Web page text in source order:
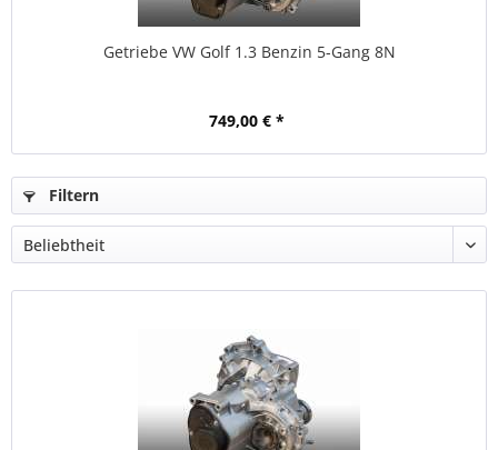
Getriebe VW Golf 1.3 Benzin 5-Gang 8N
749,00 € *
Filtern